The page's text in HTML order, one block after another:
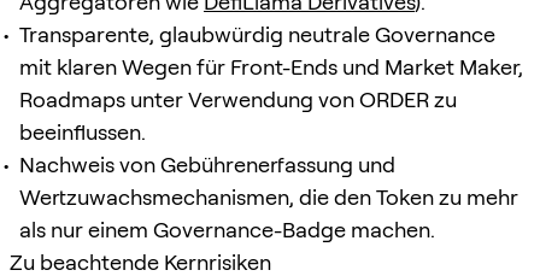
Transparente, glaubwürdig neutrale Governance
mit klaren Wegen für Front-Ends und Market Maker,
Roadmaps unter Verwendung von ORDER zu
beeinflussen.
Nachweis von Gebührenerfassung und
Wertzuwachsmechanismen, die den Token zu mehr
als nur einem Governance-Badge machen.
Zu beachtende Kernrisiken